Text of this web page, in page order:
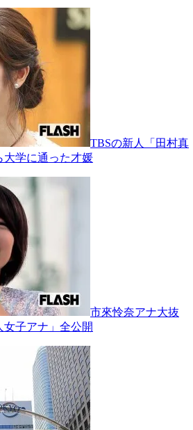
TBSの新人「田村真
大学に通った才媛
市來怜奈アナ大抜
女子アナ」全公開